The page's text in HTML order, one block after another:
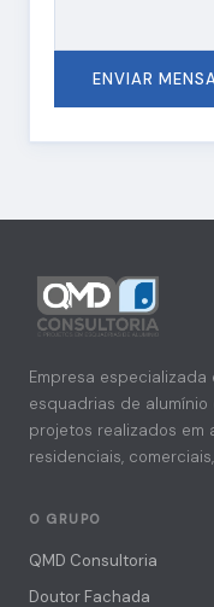
ENVIAR
Empresa
esquadrias de alumínio
projetos realizados em
residenciais,
O GRUPO
QMD Consultoria
Doutor Fachada